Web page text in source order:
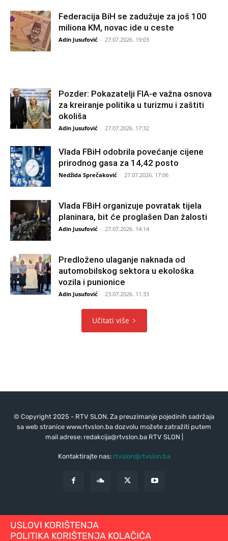
Federacija BiH se zadužuje za još 100
miliona KM, novac ide u ceste
Adin Jusufović - 27.07.2026. 19:03
Pozder: Pokazatelji FIA-e važna osnova
za kreiranje politika u turizmu i zaštiti
okoliša
Adin Jusufović - 27.07.2026. 17:32
Vlada FBiH odobrila povećanje cijene
prirodnog gasa za 14,42 posto
Nedžida Sprečaković - 27.07.2026. 17:06
Vlada FBiH organizuje povratak tijela
planinara, bit će proglašen Dan žalosti
Adin Jusufović - 27.07.2026. 14:14
Predloženo ulaganje naknada od
automobilskog sektora u ekološka
vozila i punionice
Adin Jusufović - 23.07.2026. 11:33
Učitati više
© Copyright 2025 - RTV SLON. Za preuzimanje pojedinih sadržaja
sa web stranice www.rtvslon.ba dozvolu možete zatražiti putem
mail adrese: redakcija@rtvslon.baRTV SLON |
Kontaktirajte nas: rtvslon@rtvslon.ba
USLOVI KORIŠTENJA
POLITIKA KORIŠTENJA KOLAČIĆA